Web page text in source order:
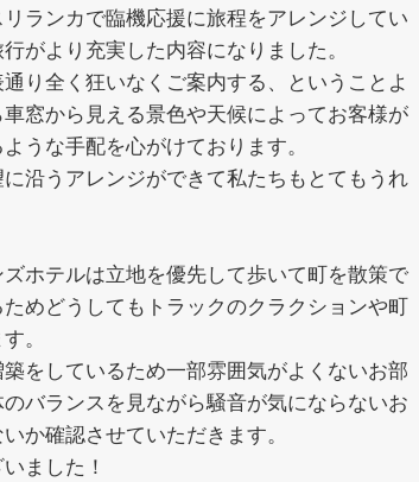
ランカで臨機応援に旅程をアレンジしてい
がより充実した内容になりました。
り全く狂いなくご案内する、ということよ
窓から見える景色や天候によってお客様が
うな手配を心がけております。
沿うアレンジができて私たちもとてもうれ
ホテルは立地を優先して歩いて町を散策で
めどうしてもトラックのクラクションや町
。
をしているため一部雰囲気がよくないお部
バランスを見ながら騒音が気にならないお
か確認させていただきます。
ました！